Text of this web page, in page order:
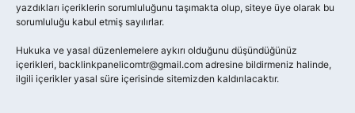
yazdıkları içeriklerin sorumluluğunu taşımakta olup, siteye üye olarak bu
sorumluluğu kabul etmiş sayılırlar.
Hukuka ve yasal düzenlemelere aykırı olduğunu düşündüğünüz
içerikleri, backlinkpanelicomtr@gmail.com adresine bildirmeniz halinde,
ilgili içerikler yasal süre içerisinde sitemizden kaldırılacaktır.